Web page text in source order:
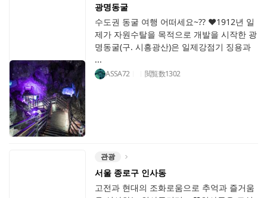
광명동굴
수도권 동굴 여행 어떠세요~?? ♥1912년 일
제가 자원수탈을 목적으로 개발을 시작한 광
명동굴(구. 시흥광산)은 일제강점기 징용과
...
ASSA72 閲覧数1302
관광
서울 종로구 인사동
고전과 현대의 조화로움으로 추억과 즐거움